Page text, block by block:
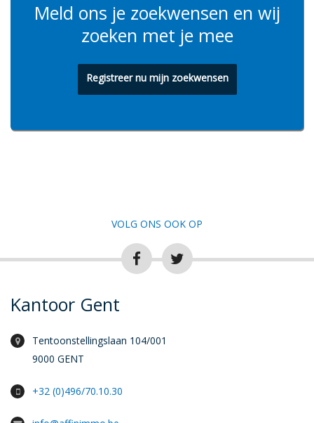
Meld ons je zoekwensen en wij
zoeken met je mee
Registreer nu mijn zoekwensen
VOLG ONS OOK OP
Kantoor Gent
Tentoonstellingslaan 104/001
9000 GENT
+32 (0)496/70.10.30